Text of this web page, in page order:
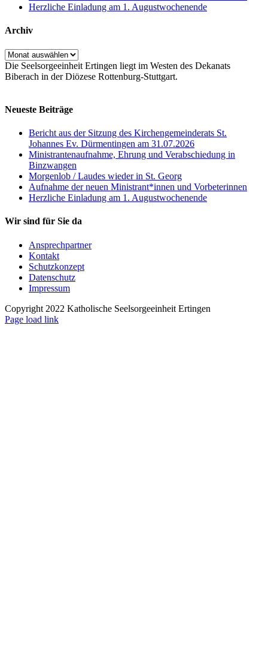
Herzliche Einladung am 1. Augustwochenende
Archiv
Archiv
Die Seelsorgeeinheit Ertingen liegt im Westen des Dekanats
Biberach in der Diözese Rottenburg-Stuttgart.
Neueste Beiträge
Bericht aus der Sitzung des Kirchengemeinderats St.
Johannes Ev. Dürmentingen am 31.07.2026
Ministrantenaufnahme, Ehrung und Verabschiedung in
Binzwangen
Morgenlob / Laudes wieder in St. Georg
Aufnahme der neuen Ministrant*innen und Vorbeterinnen
Herzliche Einladung am 1. Augustwochenende
Wir sind für Sie da
Ansprechpartner
Kontakt
Schutzkonzept
Datenschutz
Impressum
Copyright 2022 Katholische Seelsorgeeinheit Ertingen
Page load link